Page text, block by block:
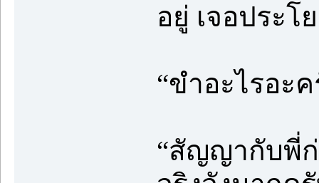
อยู่ เจอประโ
“ขำอะไรอะ
“สัญญากับพี่